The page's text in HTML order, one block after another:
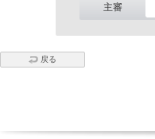
主審
戻る